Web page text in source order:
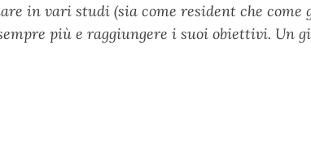
in vari studi (sia come resident che come
più e raggiungere i suoi obiettivi. Un